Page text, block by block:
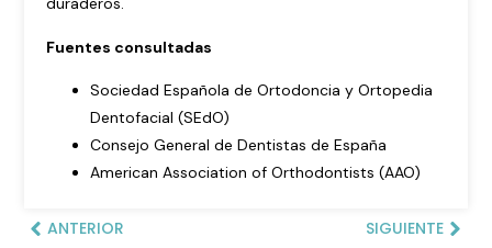
Fuentes consultadas
Sociedad Española de Ortodoncia y Ortopedia
Dentofacial (SEdO)
Consejo General de Dentistas de España
American Association of Orthodontists (AAO)
ANTERIOR SIGUIENTE